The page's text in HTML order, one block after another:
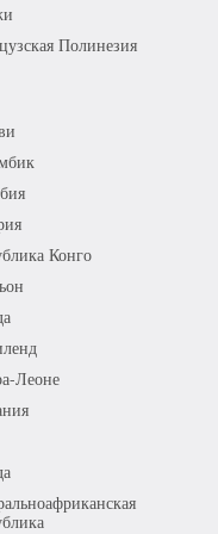
Полинезия
Конго
Леоне